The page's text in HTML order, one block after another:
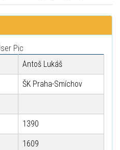
Antoš Lukáš
ŠK Praha-Smíchov
1390
1609